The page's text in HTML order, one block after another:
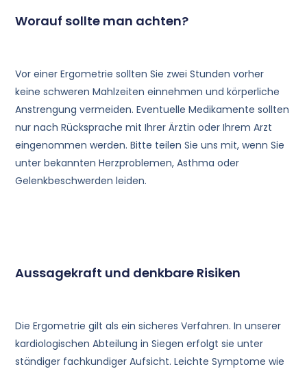
Worauf sollte man achten?
Vor einer Ergometrie sollten Sie zwei Stunden vorher
keine schweren Mahlzeiten einnehmen und körperliche
Anstrengung vermeiden. Eventuelle Medikamente sollten
nur nach Rücksprache mit Ihrer Ärztin oder Ihrem Arzt
eingenommen werden. Bitte teilen Sie uns mit, wenn Sie
unter bekannten Herzproblemen, Asthma oder
Gelenkbeschwerden leiden.
Aussagekraft und denkbare Risiken
Die Ergometrie gilt als ein sicheres Verfahren. In unserer
kardiologischen Abteilung in Siegen erfolgt sie unter
ständiger fachkundiger Aufsicht. Leichte Symptome wie